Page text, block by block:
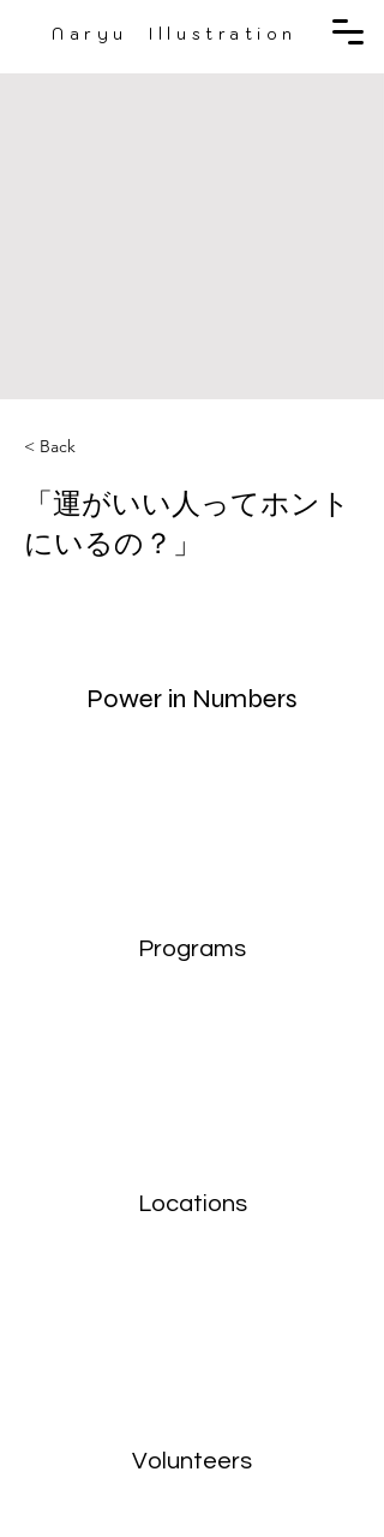
Naryu Illustration
< Back
「運がいい人ってホント
にいるの？」
Power in Numbers
Programs
Locations
Volunteers